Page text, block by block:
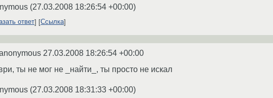
(27.03.2008 18:26:54 +00:00)
ответ Ссылка
27.03.2008 18:26:54 +00:00
ты не мог не _найти_, ты просто не искал
(27.03.2008 18:31:33 +00:00)